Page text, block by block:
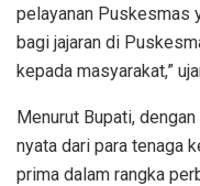
pelayanan Puskesmas
bagi jajaran di
kepada masyarakat,”
Menurut Bupati,
nyata dari para tenaga
prima dalam rangka